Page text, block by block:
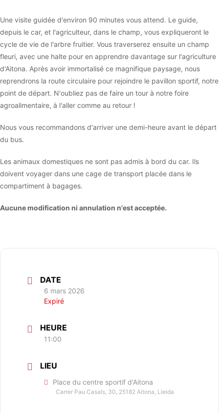
Une visite guidée d'environ 90 minutes vous attend. Le guide,
depuis le car, et l'agriculteur, dans le champ, vous expliqueront le
cycle de vie de l'arbre fruitier. Vous traverserez ensuite un champ
fleuri, avec une halte pour en apprendre davantage sur l'agriculture
d'Aitona. Après avoir immortalisé ce magnifique paysage, nous
reprendrons la route circulaire pour rejoindre le pavillon sportif, notre
point de départ. N'oubliez pas de faire un tour à notre foire
agroalimentaire, à l'aller comme au retour !
Nous vous recommandons d'arriver une demi-heure avant le départ
du bus.
Les animaux domestiques ne sont pas admis à bord du car. Ils
doivent voyager dans une cage de transport placée dans le
compartiment à bagages.
Aucune modification ni annulation n'est acceptée.
DATE
6 mars 2026
Expiré
HEURE
11:00
LIEU
Place du centre sportif d'Aitona
Carrer Pau Casals, 30, 25182 Aitona, Lleida